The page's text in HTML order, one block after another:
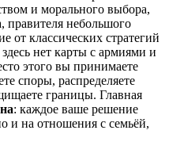
и морального выбора,
правителя небольшого
от классических стратегий
здесь нет карты с армиями и
этого вы принимаете
споры, распределяете
границы. Главная
: каждое ваше решение
и на отношения с семьёй,